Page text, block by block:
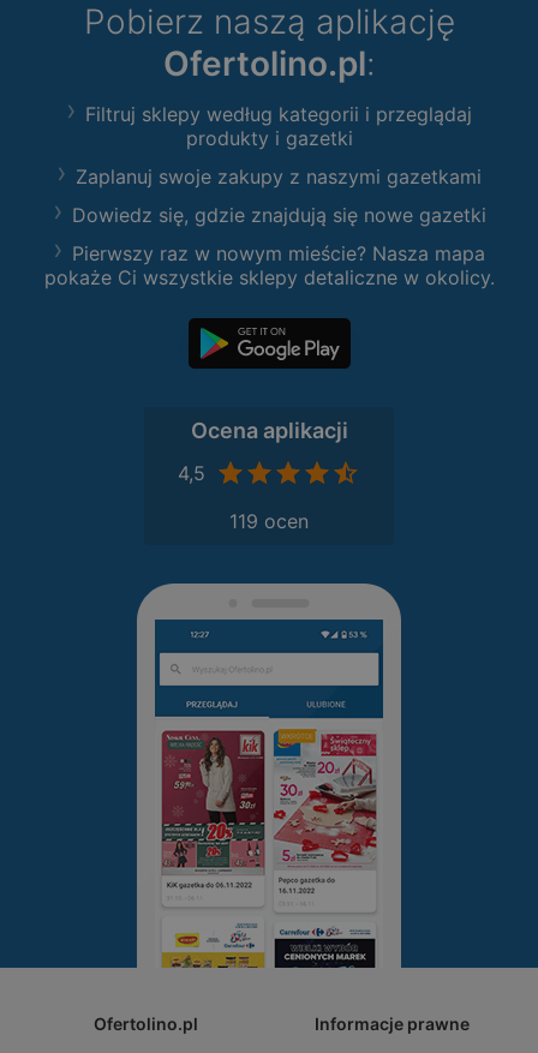
Pobierz naszą aplikację
Ofertolino.pl:
Filtruj sklepy według kategorii i przeglądaj
produkty i gazetki
Zaplanuj swoje zakupy z naszymi gazetkami
Dowiedz się, gdzie znajdują się nowe gazetki
Pierwszy raz w nowym mieście? Nasza mapa
pokaże Ci wszystkie sklepy detaliczne w okolicy.
Ocena aplikacji
4,5
119 ocen
Ofertolino.pl Informacje prawne